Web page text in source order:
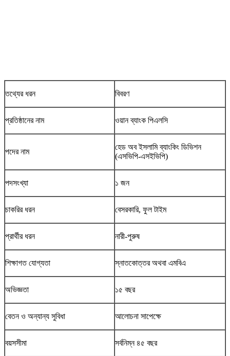
তথ্যের ধরন বিবরণ
প্রতিষ্ঠানের নাম ওয়ান ব্যাংক পিএলসি
পদের নাম
হেড অব ইসলামি ব্যাংকিং ডিভিশন
(এসভিপি-এসইভিপি)
পদসংখ্যা ১ জন
চাকরির ধরন বেসরকারি, ফুল টাইম
প্রার্থীর ধরন নারী-পুরুষ
শিক্ষাগত যোগ্যতা স্নাতকোত্তর অথবা এমবিএ
অভিজ্ঞতা ১৫ বছর
বেতন ও অন্যান্য সুবিধা আলোচনা সাপেক্ষে
বয়সসীমা সর্বনিম্ন ৪৫ বছর